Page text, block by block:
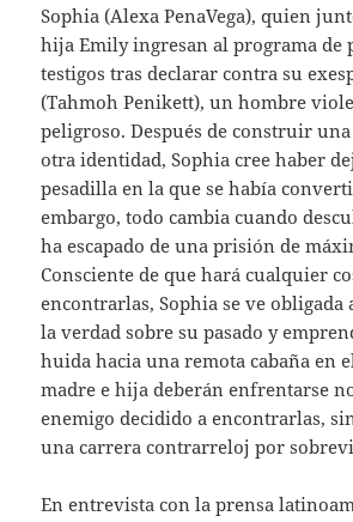
Sophia (Alexa PenaVega), quien
hija Emily ingresan al programa de
testigos tras declarar contra su
(Tahmoh Penikett), un hombre
peligroso. Después de construir
otra identidad, Sophia cree haber
pesadilla en la que se había
embargo, todo cambia cuando
ha escapado de una prisión de
Consciente de que hará cualquier
encontrarlas, Sophia se ve obligada
la verdad sobre su pasado y
huida hacia una remota cabaña en
madre e hija deberán enfrentarse
enemigo decidido a encontrarlas,
una carrera contrarreloj por
En entrevista con la prensa